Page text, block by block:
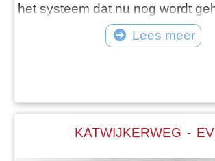
het systeem dat nu nog wordt
Aan de hand van de archieven
wijzigingen zowel in de
Lees meer
KATWIJKERWEG -